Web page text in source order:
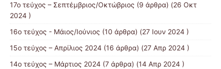
17ο τεύχος – Σεπτέμβριος/Οκτώβριος (9 άρθρα) (26 Οκτ
2024 )
16ο τεύχος - Μάιος/Ιούνιος (10 άρθρα) (27 Ιουν 2024 )
15o τεύχος – Απρίλιος 2024 (16 άρθρα) (27 Απρ 2024 )
14o τεύχος – Μάρτιος 2024 (7 άρθρα) (14 Απρ 2024 )